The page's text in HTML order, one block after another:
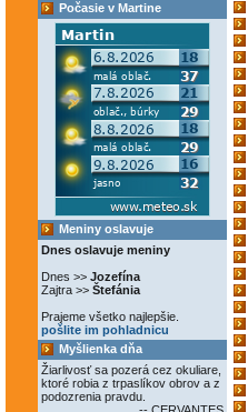
Počasie v Martine
Meniny oslavuje
Dnes oslavuje meniny
Dnes >> Jozefína
Zajtra >> Štefánia
Prajeme všetko najlepšie.
pošlite im pohladnicu
Myšlienka dňa
Žiarlivosť sa pozerá cez okuliare,
ktoré robia z trpaslíkov obrov a z
podozrenia pravdu.